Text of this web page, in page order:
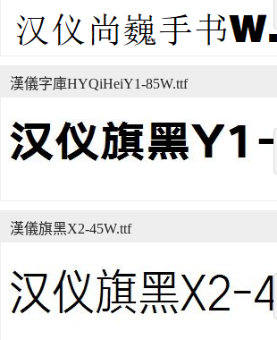
漢儀字庫HYQiHeiY1-85W.ttf
漢儀旗黑X2-45W.ttf